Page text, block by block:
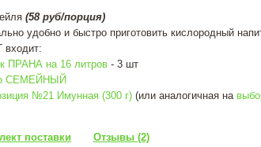
(58 руб/порция)
удобно и быстро приготовить кислородный
входит:
ПРАНА на 16 литров - 3 шт
СЕМЕЙНЫЙ
№21 Имунная (300 г) (или аналогичная на
поставки Отзывы (2)